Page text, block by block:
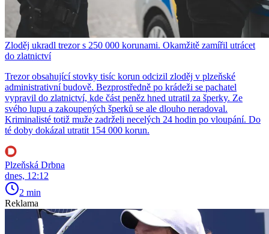
Zloděj ukradl trezor s 250 000 korunami. Okamžitě zamířil utrácet
do zlatnictví
Trezor obsahující stovky tisíc korun odcizil zloděj v plzeňské
administrativní budově. Bezprostředně po krádeži se pachatel
vypravil do zlatnictví, kde část peněz hned utratil za šperky. Ze
svého lupu a zakoupených šperků se ale dlouho neradoval.
Kriminalisté totiž muže zadrželi necelých 24 hodin po vloupání. Do
té doby dokázal utratit 154 000 korun.
Plzeňská Drbna
dnes, 12:12
2 min
Reklama